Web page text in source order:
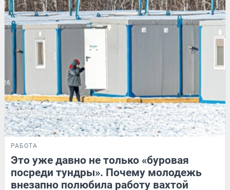
РАБОТА
Это уже давно не только «буровая
посреди тундры». Почему молодежь
внезапно полюбила работу вахтой